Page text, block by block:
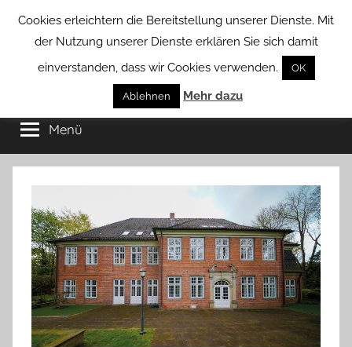
Borstel
von
Groß
Borstel
Menü
Cookies erleichtern die Bereitstellung unserer Dienste. Mit
der Nutzung unserer Dienste erklären Sie sich damit
einverstanden, dass wir Cookies verwenden.
OK
Ablehnen Mehr dazu